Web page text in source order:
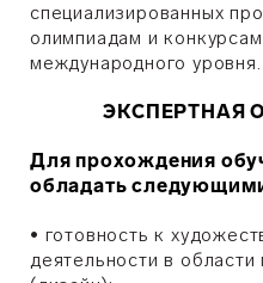
специализированных
олимпиадам и
международного уровня.
ЭКСПЕРТНАЯ
Для прохождения
обладать
• готовность к
деятельности в области